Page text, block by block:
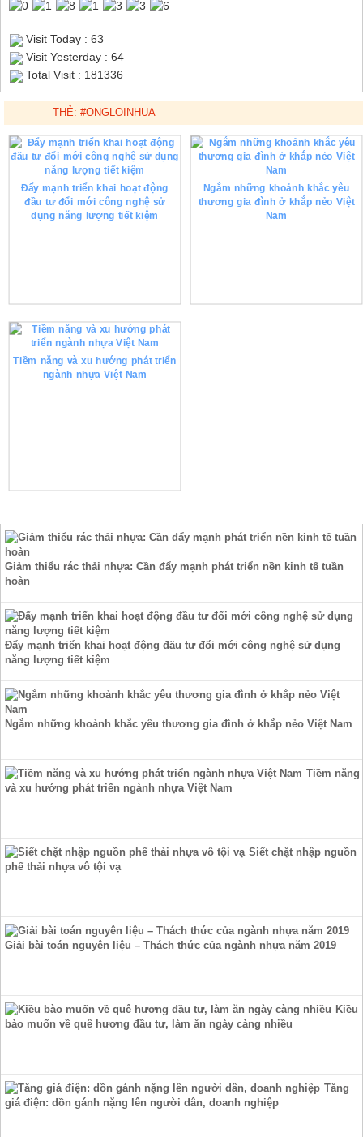
Visit Today : 63
Visit Yesterday : 64
Total Visit : 181336
THẺ: #ONGLOINHUA
Đẩy mạnh triển khai hoạt động
đầu tư đổi mới công nghệ sử
dụng năng lượng tiết kiệm
Ngắm những khoảnh khắc yêu
thương gia đình ở khắp nẻo Việt
Nam
Tiềm năng và xu hướng phát triển
ngành nhựa Việt Nam
Giảm thiểu rác thải nhựa: Cần đẩy mạnh phát triển nền kinh tế tuần
hoàn
Đẩy mạnh triển khai hoạt động đầu tư đổi mới công nghệ sử dụng
năng lượng tiết kiệm
Ngắm những khoảnh khắc yêu thương gia đình ở khắp nẻo Việt Nam
Tiềm năng
và xu hướng phát triển ngành nhựa Việt Nam
Siết chặt nhập nguồn
phế thải nhựa vô tội vạ
Giải bài toán nguyên liệu – Thách thức của ngành nhựa năm 2019
Kiều
bào muốn về quê hương đầu tư, làm ăn ngày càng nhiều
Tăng
giá điện: dồn gánh nặng lên người dân, doanh nghiệp